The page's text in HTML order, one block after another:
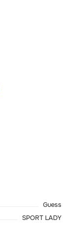
Guess
SPORT LADY